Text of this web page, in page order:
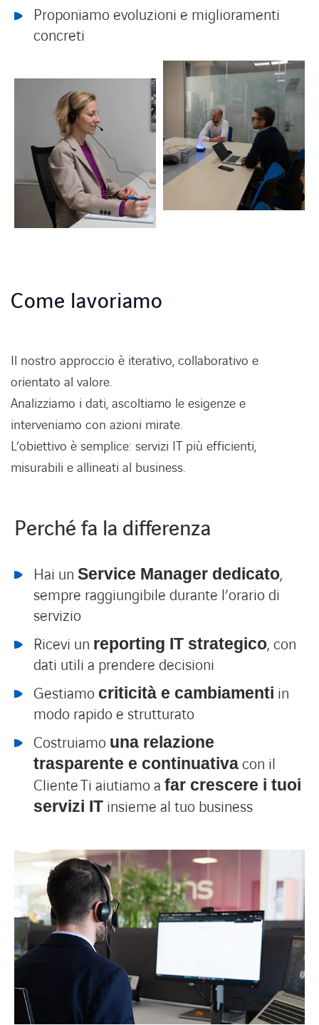
Proponiamo evoluzioni e miglioramenti
concreti
Come lavoriamo
Il nostro approccio è iterativo, collaborativo e
orientato al valore.
Analizziamo i dati, ascoltiamo le esigenze e
interveniamo con azioni mirate.
L’obiettivo è semplice: servizi IT più efficienti,
misurabili e allineati al business.
Perché fa la differenza
Hai un Service Manager dedicato,
sempre raggiungibile durante l’orario di
servizio
Ricevi un reporting IT strategico, con
dati utili a prendere decisioni
Gestiamo criticità e cambiamenti in
modo rapido e strutturato
Costruiamo una relazione
trasparente e continuativa con il
ClienteTi aiutiamo a far crescere i tuoi
servizi IT insieme al tuo business